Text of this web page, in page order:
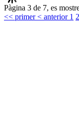
Pàgina 3 de 7, es
<< primer< anterior 1 2